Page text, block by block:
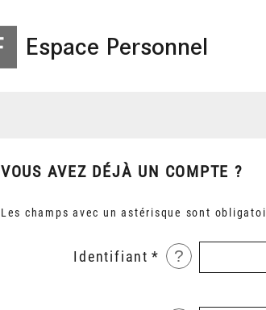
Espace Personnel
VOUS AVEZ DÉJÀ UN COMPTE ?
Les champs avec un astérisque sont
Identifiant ?